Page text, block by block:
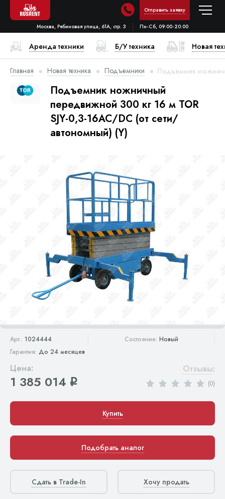
Отправить заявку
Москва, Рябиновая улица, 61А, стр. 3 Пн-Сб, 09:00-20:00
Аренда техники Б/У техника Новая
Главная Новая техника Подъемники Подъемник
Подъемник ножничный
передвижной 300 кг 16 м TOR
SJY-0,3-16AC/DC (от сети/
автономный) (Y)
Арт.: 1024444 Состояние: Новый
Гарантия: До 24 месяцев
Цена:
1 385 014 q
Отзывы:
(0)
Купить
Подобрать аналог
Сдать в Trade-In Хочу продать